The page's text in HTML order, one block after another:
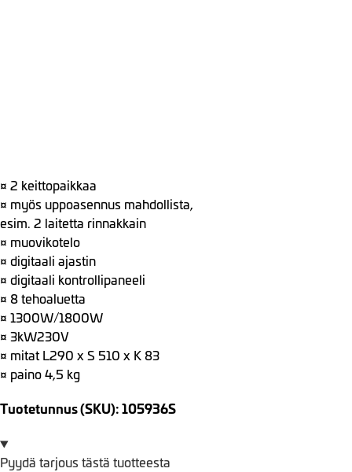
¤ 2 keittopaikkaa
¤ myös uppoasennus mahdollista,
esim. 2 laitetta rinnakkain
¤ muovikotelo
¤ digitaali ajastin
¤ digitaali kontrollipaneeli
¤ 8 tehoaluetta
¤ 1300W/1800W
¤ 3kW230V
¤ mitat L290 x S 510 x K 83
¤ paino 4,5 kg
Tuotetunnus (SKU): 105936S
Pyydä tarjous tästä tuotteesta